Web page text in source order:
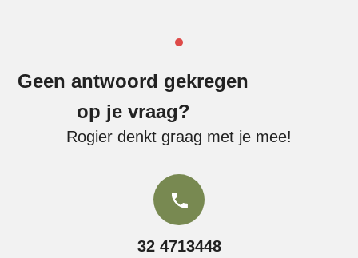
Geen antwoord gekregen
op je vraag?
Rogier denkt graag met je mee!
32 4713448